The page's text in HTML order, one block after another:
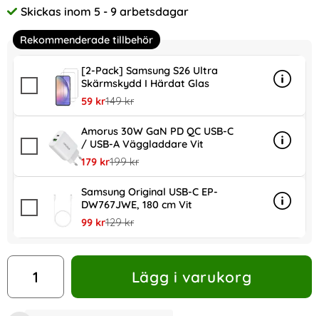
Tillgänglighet:
Skickas inom 5 - 9 arbetsdagar
Rekommenderade tillbehör
[2-Pack] Samsung S26 Ultra
Skärmskydd I Härdat Glas
rea pris
59 krtidigare pris
149 kr
Info
mer
Amorus 30W GaN PD QC USB-C
/ USB-A Väggladdare Vit
rea pris
179 krtidigare pris
199 kr
Info
mer
Samsung Original USB-C EP-
DW767JWE, 180 cm Vit
rea pris
99 krtidigare pris
129 kr
Info
mer
antal
Lägg i varukorg